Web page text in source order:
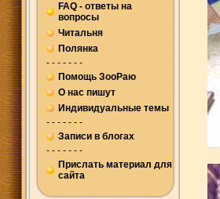
FAQ - ответы на
вопросы
Читальня
Полянка
- - - - - - -
Помощь ЗооРаю
О нас пишут
Индивидуальные темы
- - - - - - -
Записи в блогах
- - - - - - -
Прислать материал для
сайта